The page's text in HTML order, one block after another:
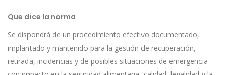
Que dice la norma
Se dispondrá de un procedimiento efectivo documentado,
implantado y mantenido para la gestión de recuperación,
retirada, incidencias y de posibles situaciones de emergencia